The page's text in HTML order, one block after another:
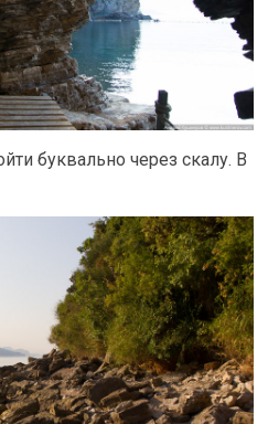
буквально через скалу. В